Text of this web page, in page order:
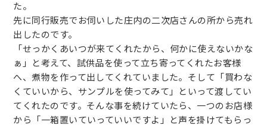
た。
先に同行販売でお伺いした庄内の二次店さんの所から売れ
出したのです。
「せっかくあいつが来てくれたから、何かに使えないかな
ぁ」と考えて、試供品を使って立ち寄ってくれたお客様
へ、煮物を作って出してくれていました。そして「買わな
くていいから、サンプルを使ってみて」といって渡してい
てくれたのです。そんな事を続けていたら、一つのお店様
から「一箱置いていっていいですよ」と声を掛けてもらっ